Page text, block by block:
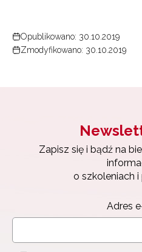
Opublikowano: 30.10.2019
Zmodyfikowano: 30.10.2019
Zapisz się i bądź na
o szkoleniach
Adres
Zapisz się i bądź na
Adres e-mail:
Wyrażam zgodę na
Zapisuję się